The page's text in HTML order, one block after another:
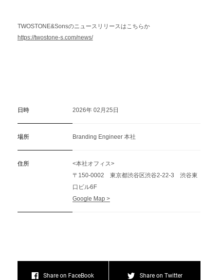
TWOSTONE&Sonsのニュースリリースはこちらか
https://twostone-s.com/news/
日時 2026年 02月25日
場所 Branding Engineer 本社
住所
<本社オフィス>
〒150-0002 東京都渋谷区渋谷2-22-3 渋谷東
口ビル6F
Google Map >
Share on FaceBook Share on Twitter